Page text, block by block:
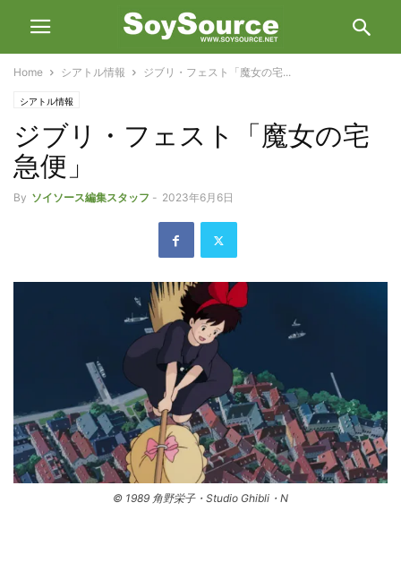
Home シアトル情報 ジブリ・フェスト「魔女の宅...
シアトル情報
ジブリ・フェスト「魔女の宅
急便」
By ソイソース編集スタッフ - 2023年6月6日
© 1989 角野栄子・Studio Ghibli・N